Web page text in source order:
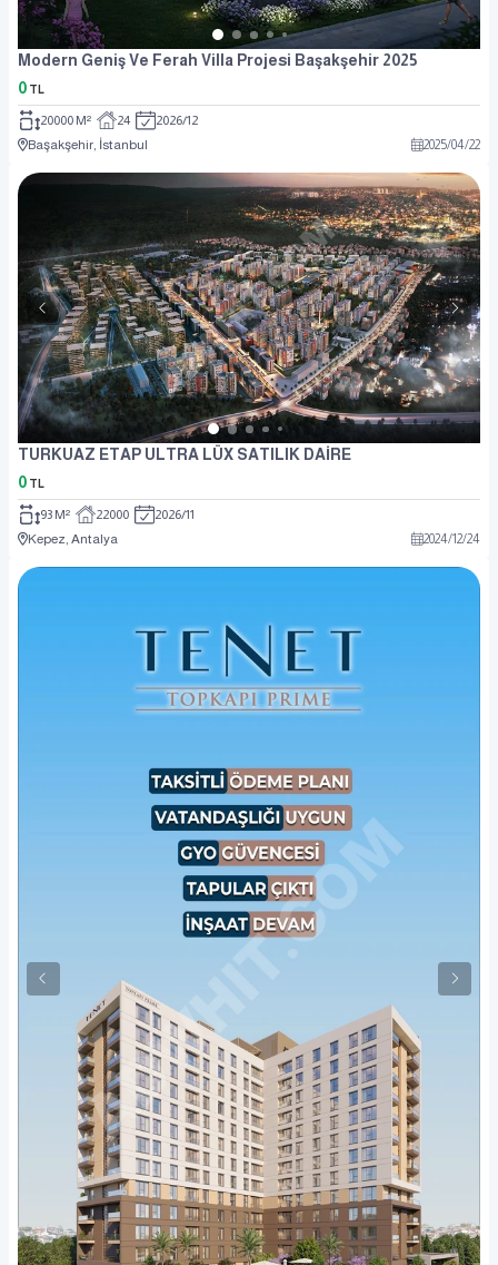
Modern Geniş Ve Ferah Villa Projesi Başakşehir 2025
0 TL
20000 M² 24
2026/12
Başakşehir, İstanbul
2025/04/22
TURKUAZ ETAP ULTRA LÜX SATILIK DAİRE
0 TL
93 M² 22000
2026/11
Kepez, Antalya
2024/12/24